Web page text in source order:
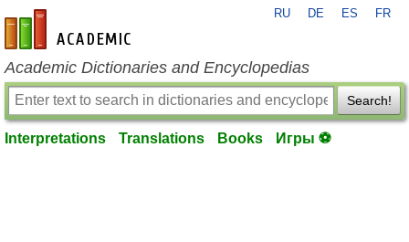
en-academic.com
RU DE ES FR
Academic Dictionaries and Encyclopedias
Search!
Interpretations Translations Books Игры ⚽